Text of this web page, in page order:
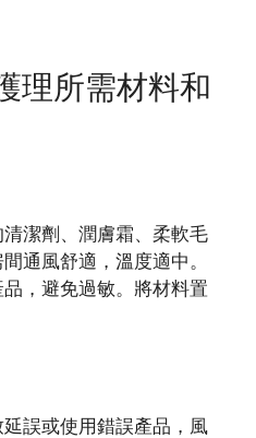
理所需材料和
潔劑、潤膚霜、柔軟毛
通風舒適，溫度適中。
，避免過敏。將材料置
誤或使用錯誤產品，風